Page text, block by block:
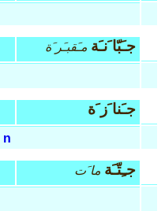
جـَبّا َنـَة مـَقبـَر َة
جـَنا َز َة
n
جـِتّـَة ما َت